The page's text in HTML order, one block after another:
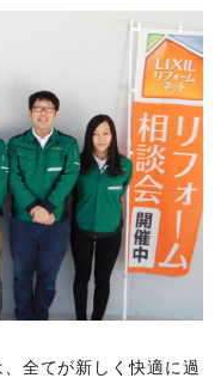
全てが新しく快適に過